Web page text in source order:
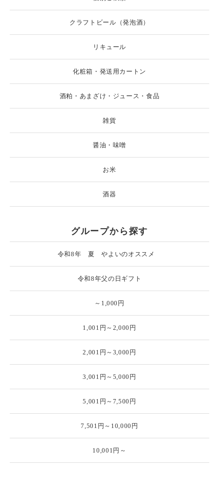
クラフトビール（発泡酒）
リキュール
化粧箱・発送用カートン
酒粕・あまざけ・ジュース・食品
雑貨
醤油・味噌
お米
酒器
グループから探す
令和8年 夏 やよいのオススメ
令和8年父の日ギフト
～1,000円
1,001円～2,000円
2,001円～3,000円
3,001円～5,000円
5,001円～7,500円
7,501円～10,000円
10,001円～